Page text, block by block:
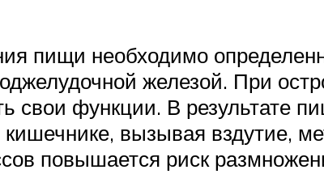
пищи необходимо
железой. При
свои функции. В результате
кишечнике, вызывая вздутие,
повышается риск